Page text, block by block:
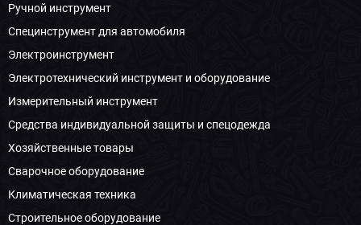
Ручной инструмент
Специнструмент для автомобиля
Электроинструмент
Электротехнический инструмент и оборудование
Измерительный инструмент
Средства индивидуальной защиты и спецодежда
Хозяйственные товары
Сварочное оборудование
Климатическая техника
Строительное оборудование